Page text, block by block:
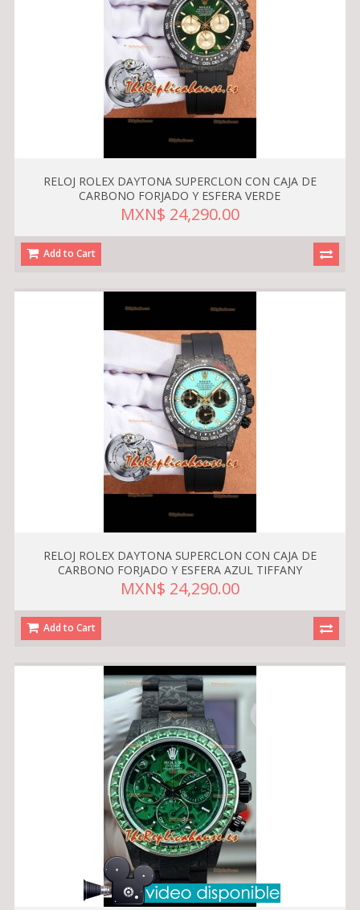
RELOJ ROLEX DAYTONA SUPERCLON CON CAJA DE
CARBONO FORJADO Y ESFERA VERDE
MXN$ 24,290.00
Add to Cart
RELOJ ROLEX DAYTONA SUPERCLON CON CAJA DE
CARBONO FORJADO Y ESFERA AZUL TIFFANY
MXN$ 24,290.00
Add to Cart